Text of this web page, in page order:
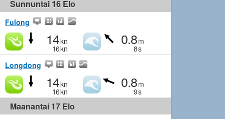
Sunnuntai 16 Elo
Fulong
14kn
16kn
0.8m
8s
Longdong
14kn
16kn
0.8m
9s
Maanantai 17 Elo